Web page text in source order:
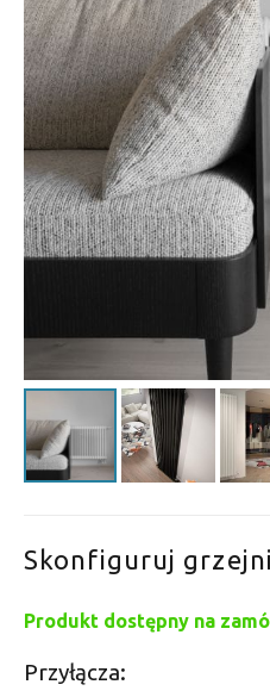
Skonfiguruj
Produkt dostępny na
Przyłącza: